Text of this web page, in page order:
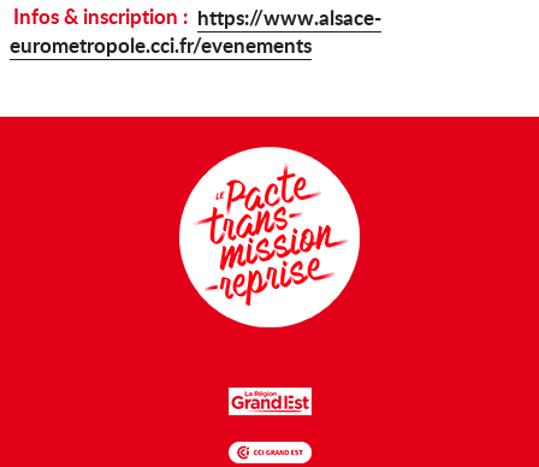
Infos & inscription : https://www.alsace-
eurometropole.cci.fr/evenements